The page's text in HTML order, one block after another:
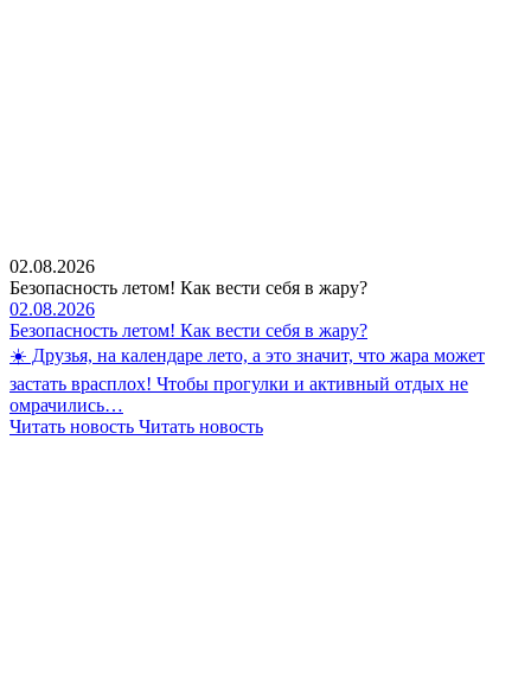
02.08.2026
Безопасность летом! Как вести себя в жару?
02.08.2026
Безопасность летом! Как вести себя в жару?
☀️ Друзья, на календаре лето, а это значит, что жара может
застать врасплох! Чтобы прогулки и активный отдых не
омрачились…
Читать новость Читать новость